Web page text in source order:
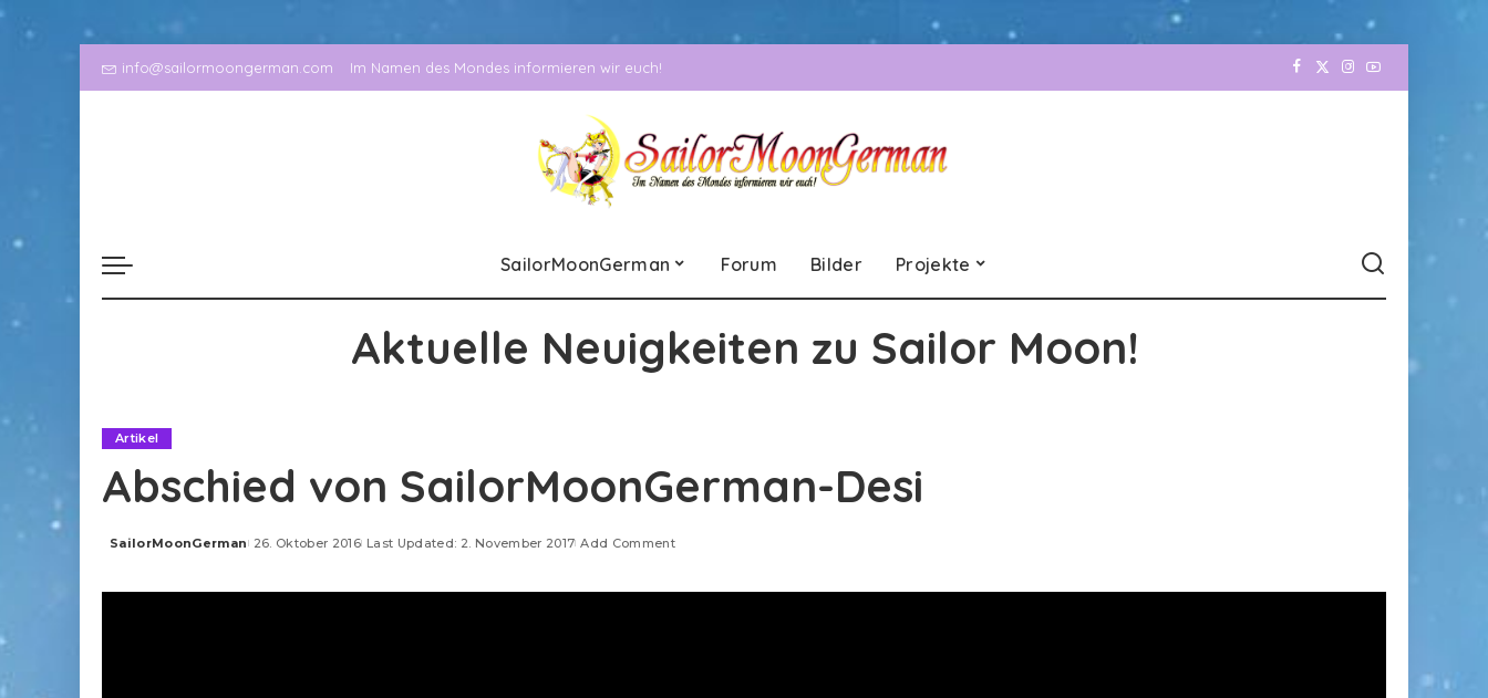
info@sailormoongerman.com Im Namen des Mondes informieren wir euch!
SailorMoonGerman Forum Bilder Projekte
Aktuelle Neuigkeiten zu Sailor Moon!
Artikel
Abschied von SailorMoonGerman-Desi
Posted
SailorMoonGerman 26. Oktober 2016 Last Updated: 2. November 2017 Add Comment